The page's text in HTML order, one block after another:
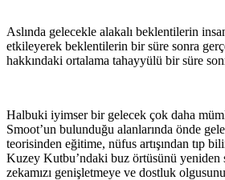
Aslında gelecekle alakalı beklentilerin
etkileyerek beklentilerin bir süre sonra
hakkındaki ortalama tahayyülü bir süre
Halbuki iyimser bir gelecek çok daha
Smoot’un bulunduğu alanlarında önde
teorisinden eğitime, nüfus artışından tıp
Kuzey Kutbu’ndaki buz örtüsünü yeniden
zekamızı genişletmeye ve dostluk